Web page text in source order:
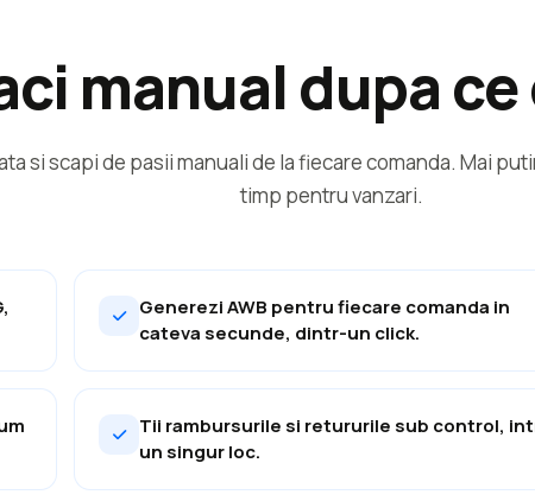
manual dupa
si scapi de pasii manuali de la fiecare comanda. Mai
timp pentru vanzari.
Generezi AWB pentru fiecare comanda in
cateva secunde, dintr-un click.
Tii rambursurile si retururile sub control,
un singur loc.